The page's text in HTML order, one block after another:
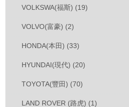
VOLKSWA(福斯) (19)
VOLVO(富豪) (2)
HONDA(本田) (33)
HYUNDAI(現代) (20)
TOYOTA(豐田) (70)
LAND ROVER (路虎) (1)